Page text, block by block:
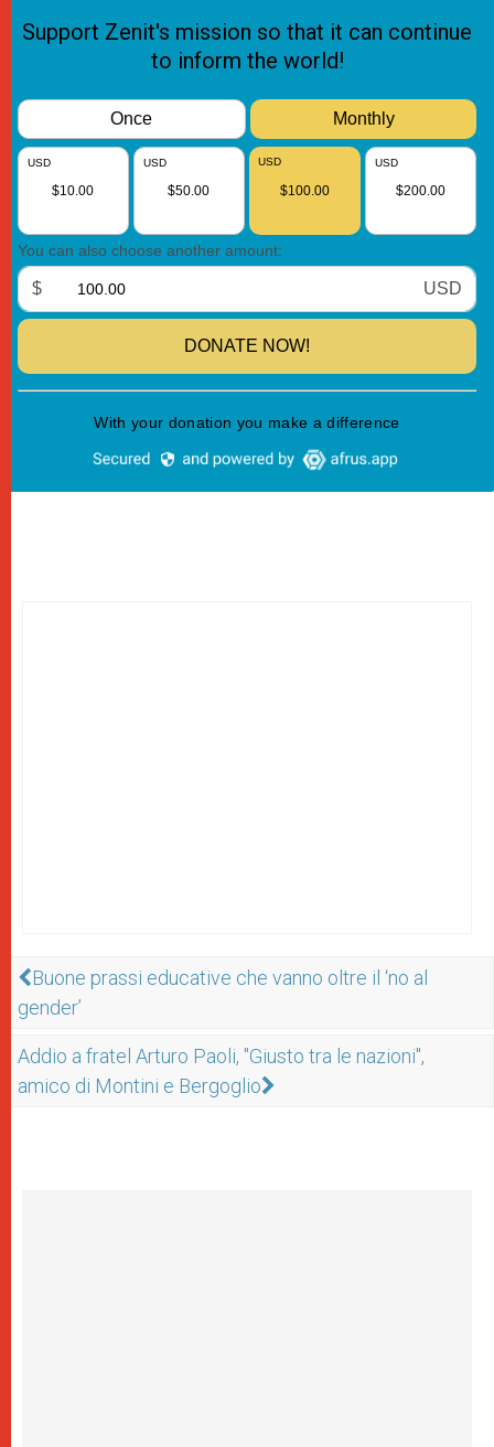
Buone prassi educative che vanno oltre il ‘no al
gender’
Addio a fratel Arturo Paoli, "Giusto tra le nazioni",
amico di Montini e Bergoglio